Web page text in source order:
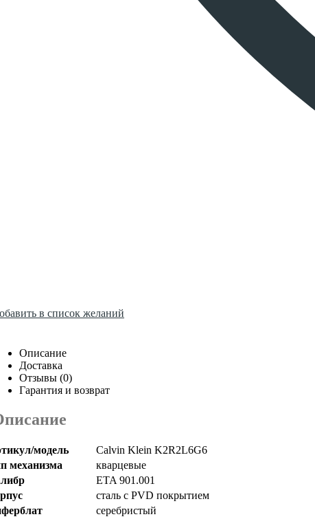
в список желаний
Описание
Доставка
Отзывы (0)
Гарантия и возврат
модель
Calvin Klein K2R2L6G6
механизма
кварцевые
ETA 901.001
сталь с PVD покрытием
серебристый